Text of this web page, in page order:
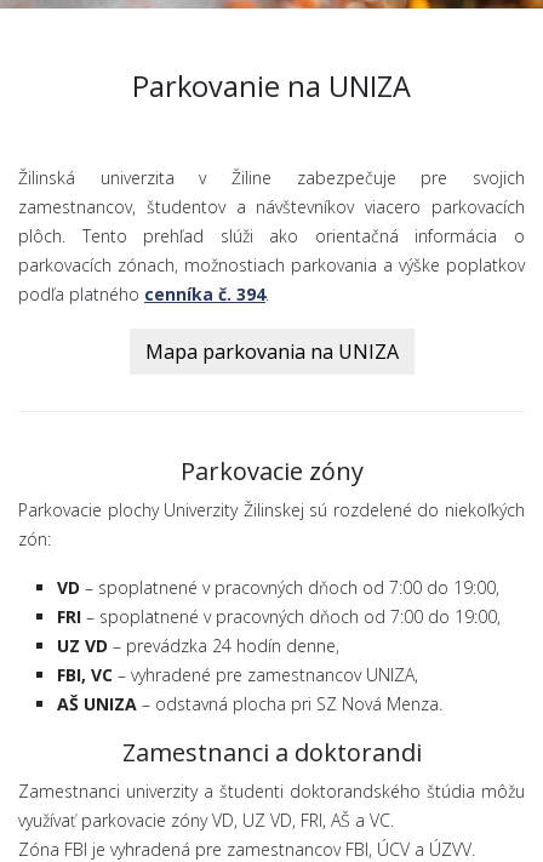
Parkovanie na UNIZA
Žilinská univerzita v Žiline zabezpečuje pre svojich
zamestnancov, študentov a návštevníkov viacero parkovacích
plôch. Tento prehľad slúži ako orientačná informácia o
parkovacích zónach, možnostiach parkovania a výške poplatkov
podľa platného cenníka č. 394.
Mapa parkovania na UNIZA
Parkovacie zóny
Parkovacie plochy Univerzity Žilinskej sú rozdelené do niekoľkých
zón:
VD – spoplatnené v pracovných dňoch od 7:00 do 19:00,
FRI – spoplatnené v pracovných dňoch od 7:00 do 19:00,
UZ VD – prevádzka 24 hodín denne,
FBI, VC – vyhradené pre zamestnancov UNIZA,
AŠ UNIZA – odstavná plocha pri SZ Nová Menza.
Zamestnanci a doktorandi
Zamestnanci univerzity a študenti doktorandského štúdia môžu
využívať parkovacie zóny VD, UZ VD, FRI, AŠ a VC.
Zóna FBI je vyhradená pre zamestnancov FBI, ÚCV a ÚZVV.